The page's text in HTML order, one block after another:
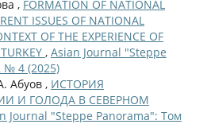
, FORMATION OF NATIONAL
ISSUES OF NATIONAL
OF THE EXPERIENCE OF
, Asian Journal "Steppe
№ 4 (2025)
Абуов , ИСТОРИЯ
И ГОЛОДА В СЕВЕРНОМ
Journal "Steppe Panorama": Том